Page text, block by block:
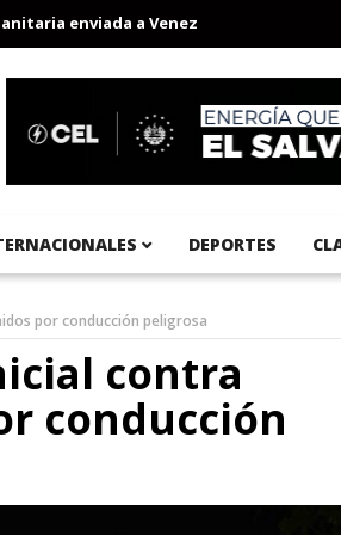
enviada a Venezuela Aeropuerto
DEPORTES
por conducción peligrosa
contra
conducción